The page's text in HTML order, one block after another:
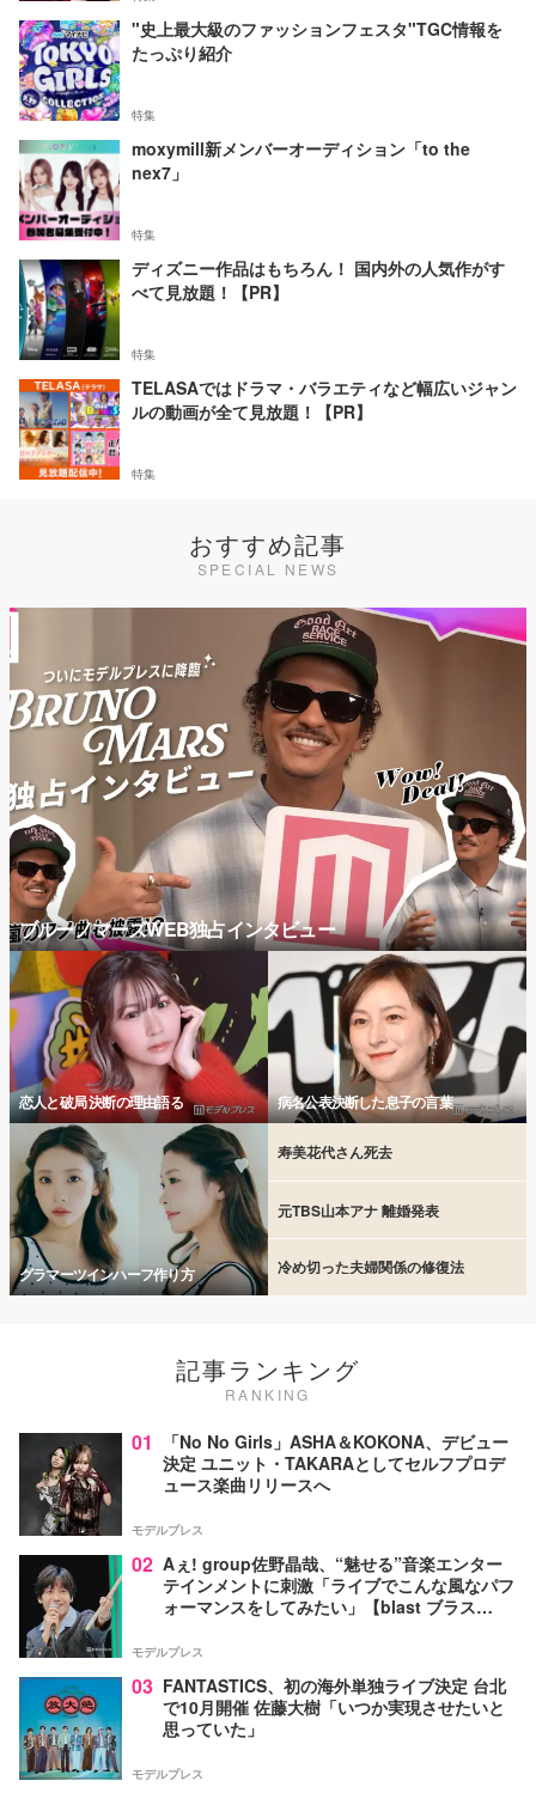
"史上最大級のファッションフェスタ"TGC情報を
たっぷり紹介
特集
moxymill新メンバーオーディション「to the
nex7」
特集
ディズニー作品はもちろん！ 国内外の人気作がす
べて見放題！【PR】
特集
TELASAではドラマ・バラエティなど幅広いジャン
ルの動画が全て見放題！【PR】
特集
おすすめ記事
SPECIAL NEWS
ブルーノマーズWEB独占インタビュー
恋人と破局 決断の理由語る 病名公表決断した息子の言葉
グラマーツインハーフ作り方
寿美花代さん死去
元TBS山本アナ 離婚発表
冷め切った夫婦関係の修復法
記事ランキング
RANKING
01
「No No Girls」ASHA＆KOKONA、デビュー
決定 ユニット・TAKARAとしてセルフプロデ
ュース楽曲リリースへ
モデルプレス
02 Aぇ! group佐野晶哉、“魅せる”音楽エンター
テインメントに刺激「ライブでこんな風なパフ
ォーマンスをしてみたい」【blast ブラス
モデルプレス
03 FANTASTICS、初の海外単独ライブ決定 台北
で10月開催 佐藤大樹「いつか実現させたいと
思っていた」
モデルプレス